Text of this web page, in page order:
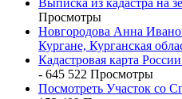
Просмотры
Новгородова Анна
Кургане, Курганская
Кадастровая карта
- 645 522 Просмотры
Посмотреть Участок со